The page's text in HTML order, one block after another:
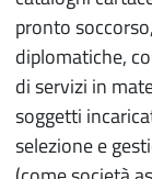
pronto
diplomatiche,
di servizi in
soggetti
selezione e